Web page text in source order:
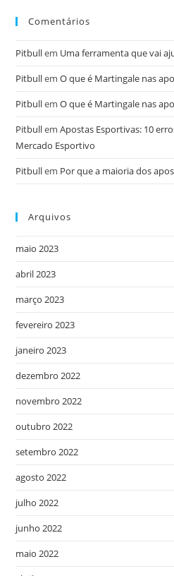
Comentários
Pitbullem Uma ferramenta que vai
PitbullemO que é Martingale nas
PitbullemO que é Martingale nas
PitbullemApostas Esportivas: 10
Mercado Esportivo
Pitbullem Por que a maioria dos
Arquivos
maio 2023
abril 2023
março 2023
fevereiro 2023
janeiro 2023
dezembro 2022
novembro 2022
outubro 2022
setembro 2022
agosto 2022
julho 2022
junho 2022
maio 2022